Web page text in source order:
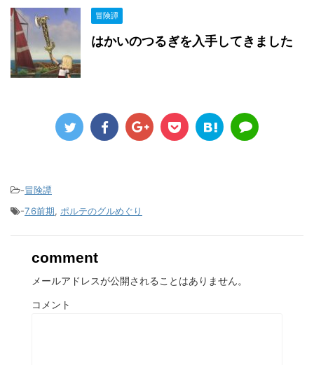
冒険譚
はかいのつるぎを入手してきました
-冒険譚
-7.6前期, ポルテのグルめぐり
comment
メールアドレスが公開されることはありません。
コメント